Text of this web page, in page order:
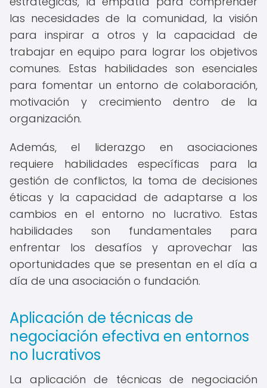
las necesidades de la comunidad, la visión
para inspirar a otros y la capacidad de
trabajar en equipo para lograr los objetivos
comunes. Estas habilidades son esenciales
para fomentar un entorno de colaboración,
motivación y crecimiento dentro de la
organización.
Además, el liderazgo en asociaciones
requiere habilidades específicas para la
gestión de conflictos, la toma de decisiones
éticas y la capacidad de adaptarse a los
cambios en el entorno no lucrativo. Estas
habilidades son fundamentales para
enfrentar los desafíos y aprovechar las
oportunidades que se presentan en el día a
día de una asociación o fundación.
Aplicación de técnicas de
negociación efectiva en entornos
no lucrativos
La aplicación de técnicas de negociación